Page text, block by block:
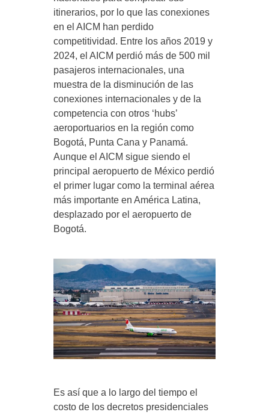
itinerarios, por lo que las conexiones
en el AICM han perdido
competitividad. Entre los años 2019 y
2024, el AICM perdió más de 500 mil
pasajeros internacionales, una
muestra de la disminución de las
conexiones internacionales y de la
competencia con otros ‘hubs’
aeroportuarios en la región como
Bogotá, Punta Cana y Panamá.
Aunque el AICM sigue siendo el
principal aeropuerto de México perdió
el primer lugar como la terminal aérea
más importante en América Latina,
desplazado por el aeropuerto de
Bogotá.
Es así que a lo largo del tiempo el
costo de los decretos presidenciales